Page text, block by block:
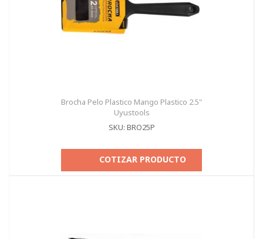
Brocha Pelo Plastico Mango Plastico 2.5"
Uyustools
SKU: BRO25P
COTIZAR PRODUCTO